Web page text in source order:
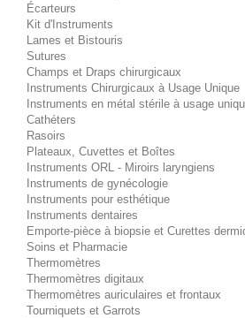
Écarteurs
Kit d'Instruments
Lames et Bistouris
Sutures
Champs et Draps chirurgicaux
Instruments Chirurgicaux à Usage Unique
Instruments en métal stérile à usage
Cathéters
Rasoirs
Plateaux, Cuvettes et Boîtes
Instruments ORL - Miroirs laryngiens
Instruments de gynécologie
Instruments pour esthétique
Instruments dentaires
Emporte-pièce à biopsie et Curettes
Soins et Pharmacie
Thermomètres
Thermomètres digitaux
Thermomètres auriculaires et frontaux
Tourniquets et Garrots